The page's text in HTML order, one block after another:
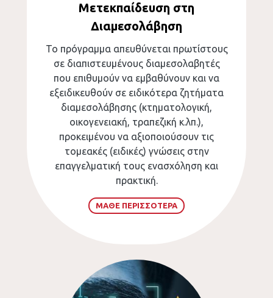
Μετεκπαίδευση στη
Διαμεσολάβηση
Το πρόγραμμα απευθύνεται πρωτίστους
σε διαπιστευμένους διαμεσολαβητές
που επιθυμούν να εμβαθύνουν και να
εξειδικευθούν σε ειδικότερα ζητήματα
διαμεσολάβησης (κτηματολογική,
οικογενειακή, τραπεζική κ.λπ.),
προκειμένου να αξιοποιούσουν τις
τομεακές (ειδικές) γνώσεις στην
επαγγελματική τους ενασχόληση και
πρακτική.
ΜΑΘΕ ΠΕΡΙΣΣΟΤΕΡΑ